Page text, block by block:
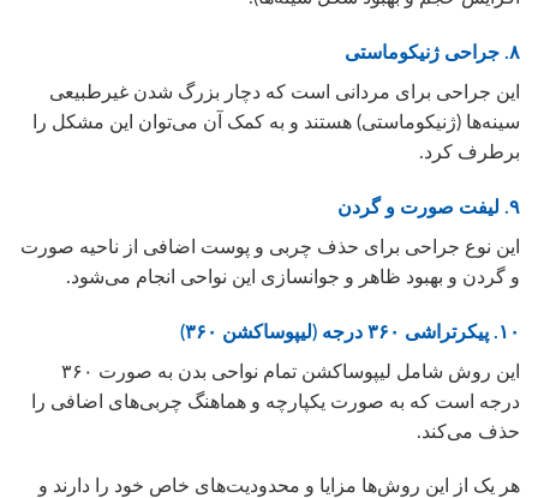
۸. جراحی ژنیکوماستی
این جراحی برای مردانی است که دچار بزرگ شدن غیرطبیعی
سینه‌ها (ژنیکوماستی) هستند و به کمک آن می‌توان این مشکل را
برطرف کرد.
۹. لیفت صورت و گردن
این نوع جراحی برای حذف چربی و پوست اضافی از ناحیه صورت
و گردن و بهبود ظاهر و جوانسازی این نواحی انجام می‌شود.
۱۰. پیکرتراشی ۳۶۰ درجه (لیپوساکشن ۳۶۰)
این روش شامل لیپوساکشن تمام نواحی بدن به صورت ۳۶۰
درجه است که به صورت یکپارچه و هماهنگ چربی‌های اضافی را
حذف می‌کند.
هر یک از این روش‌ها مزایا و محدودیت‌های خاص خود را دارند و